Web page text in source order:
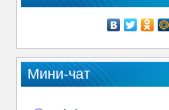
Мини-чат